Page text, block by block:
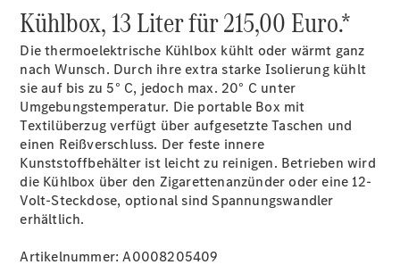
vereinbaren
Beratung
vereinbaren
Servicetermin
vereinbaren
Tel: +49 981
4651 0
Kühlbox, 13 Liter für 215,00 Euro.*
Die thermoelektrische Kühlbox kühlt oder wärmt ganz
nach Wunsch. Durch ihre extra starke Isolierung kühlt
sie auf bis zu 5° C, jedoch max. 20° C unter
Umgebungstemperatur. Die portable Box mit
Textilüberzug verfügt über aufgesetzte Taschen und
einen Reißverschluss. Der feste innere
Kunststoffbehälter ist leicht zu reinigen. Betrieben wird
die Kühlbox über den Zigarettenanzünder oder eine 12-
Volt-Steckdose, optional sind Spannungswandler
erhältlich.
Artikelnummer: A0008205409